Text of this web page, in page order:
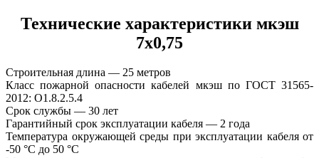
Технические характеристики мкэш
7х0,75
Строительная длина — 25 метров
Класс пожарной опасности кабелей мкэш по ГОСТ 31565-
2012: О1.8.2.5.4
Срок службы — 30 лет
Гарантийный срок эксплуатации кабеля — 2 года
Температура окружающей среды при эксплуатации кабеля от
-50 °С до 50 °С